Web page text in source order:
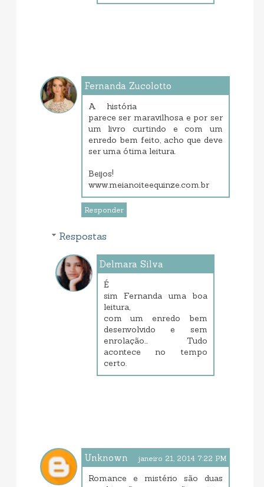
Fernanda Zucolotto
A história
parece ser maravilhosa e por ser
um livro curtindo e com um
enredo bem feito, acho que deve
ser uma ótima leitura.
Beijos!
www.meianoiteequinze.com.br
Responder
Respostas
Delmara Silva
É
sim Fernanda uma boa
leitura,
com um enredo bem
desenvolvido e sem
enrolação... Tudo
acontece no tempo
certo.
Unknown janeiro 21, 2014 7:22 PM
Romance e mistério são duas